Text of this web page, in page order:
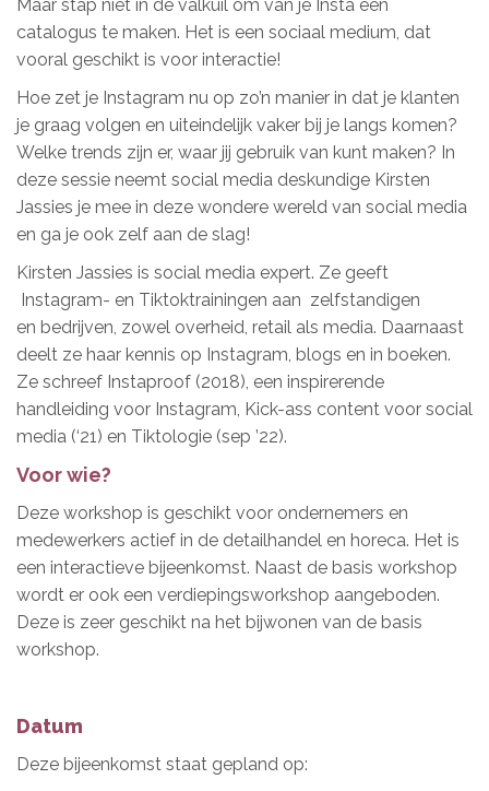
Maar stap niet in de valkuil om van je Insta een
catalogus te maken. Het is een sociaal medium, dat
vooral geschikt is voor interactie!
Hoe zet je Instagram nu op zo’n manier in dat je klanten
je graag volgen en uiteindelijk vaker bij je langs komen?
Welke trends zijn er, waar jij gebruik van kunt maken? In
deze sessie neemt social media deskundige Kirsten
Jassies je mee in deze wondere wereld van social media
en ga je ook zelf aan de slag!
Kirsten Jassies is social media expert. Ze geeft
Instagram- en Tiktoktrainingen aan zelfstandigen
en bedrijven, zowel overheid, retail als media. Daarnaast
deelt ze haar kennis op Instagram, blogs en in boeken.
Ze schreef Instaproof (2018), een inspirerende
handleiding voor Instagram, Kick-ass content voor social
media (‘21) en Tiktologie (sep ’22).
Voor wie?
Deze workshop is geschikt voor ondernemers en
medewerkers actief in de detailhandel en horeca. Het is
een interactieve bijeenkomst. Naast de basis workshop
wordt er ook een verdiepingsworkshop aangeboden.
Deze is zeer geschikt na het bijwonen van de basis
workshop.
Datum
Deze bijeenkomst staat gepland op: